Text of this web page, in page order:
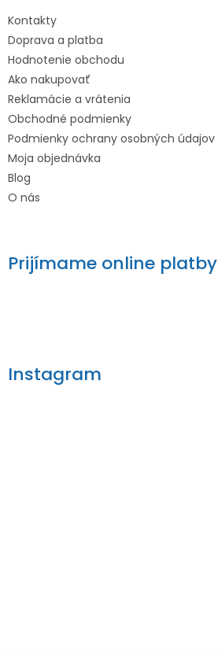
Kontakty
Doprava a platba
Hodnotenie obchodu
Ako nakupovať
Reklamácie a vrátenia
Obchodné podmienky
Podmienky ochrany osobných údajov
Moja objednávka
Blog
O nás
Prijímame online platby
Instagram